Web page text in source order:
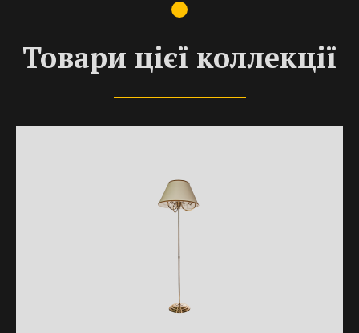
Товари цієї коллекції